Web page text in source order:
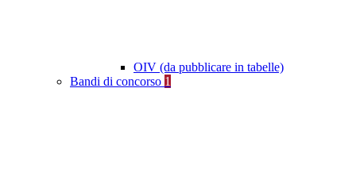
OIV (da pubblicare in tabelle)
Bandi di concorso 1